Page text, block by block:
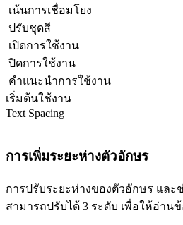
เน้นการเชื่อมโยง
ปรับชุดสี
เปิดการใช้งาน
ปิดการใช้งาน
คำแนะนำการใช้งาน
เริ่มต้นใช้งาน
Text Spacing
การเพิ่มระยะห่างตัวอักษร
การปรับระยะห่างของตัวอักษร และ
สามารถปรับได้ 3 ระดับ เพื่อให้อ่าน